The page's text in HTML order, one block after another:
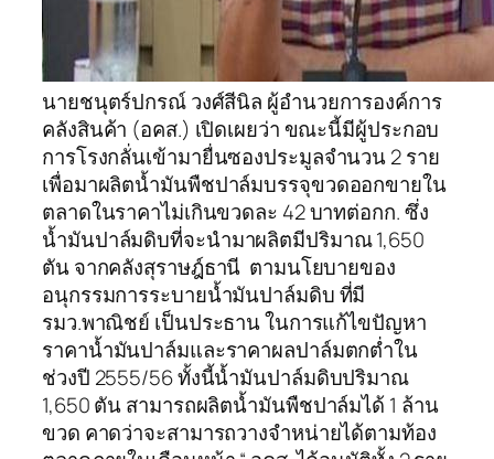
นายชนุตร์ปกรณ์ วงศ์สีนิล ผู้อำนวยการองค์การ
คลังสินค้า (อคส.) เปิดเผยว่า ขณะนี้มีผู้ประกอบ
การโรงกลั่นเข้ามายื่นซองประมูลจำนวน 2 ราย
เพื่อมาผลิตน้ำมันพืชปาล์มบรรจุขวดออกขายใน
ตลาดในราคาไม่เกินขวดละ 42 บาทต่อกก. ซึ่ง
น้ำมันปาล์มดิบที่จะนำมาผลิตมีปริมาณ 1,650
ตัน จากคลังสุราษฎ์ธานี ตามนโยบายของ
อนุกรรมการระบายน้ำมันปาล์มดิบ ที่มี
รมว.พาณิชย์ เป็นประธาน ในการแก้ไขปัญหา
ราคาน้ำมันปาล์มและราคาผลปาล์มตกต่ำใน
ช่วงปี 2555/56 ทั้งนี้น้ำมันปาล์มดิบปริมาณ
1,650 ตัน สามารถผลิตน้ำมันพืชปาล์มได้ 1 ล้าน
ขวด คาดว่าจะสามารถวางจำหน่ายได้ตามท้อง